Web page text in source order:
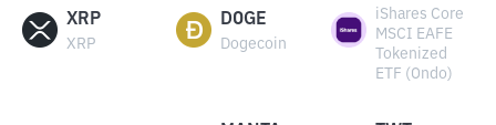
XRP
XRP
DOGE
Dogecoin
iShares Core
MSCI EAFE
Tokenized
ETF (Ondo)